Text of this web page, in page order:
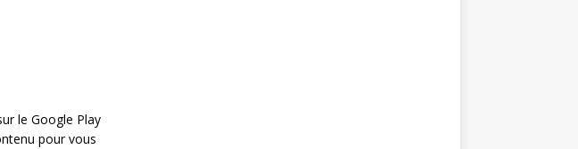
le Google Play
pour vous